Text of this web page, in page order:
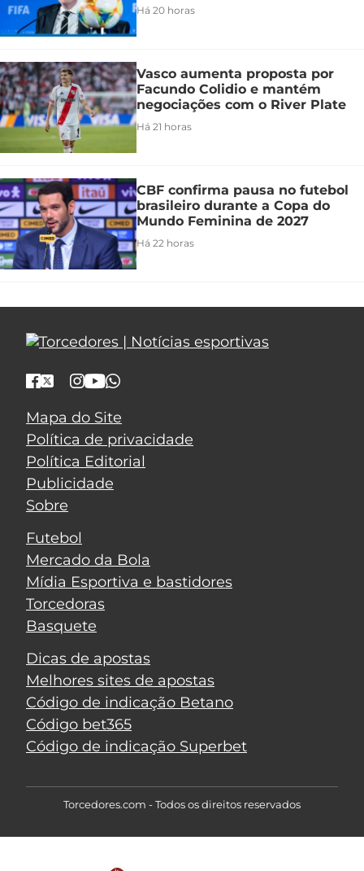
Há 20 horas
Vasco aumenta proposta por
Facundo Colidio e mantém
negociações com o River Plate
Há 21 horas
CBF confirma pausa no futebol
brasileiro durante a Copa do
Mundo Feminina de 2027
Há 22 horas
Mapa do Site
Política de privacidade
Política Editorial
Publicidade
Sobre
Futebol
Mercado da Bola
Mídia Esportiva e bastidores
Torcedoras
Basquete
Dicas de apostas
Melhores sites de apostas
Código de indicação Betano
Código bet365
Código de indicação Superbet
Torcedores.com - Todos os direitos reservados